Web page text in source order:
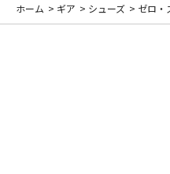
＜夏季休暇中のご注文・発送・お
ホーム > ギア > シューズ > ゼロ・